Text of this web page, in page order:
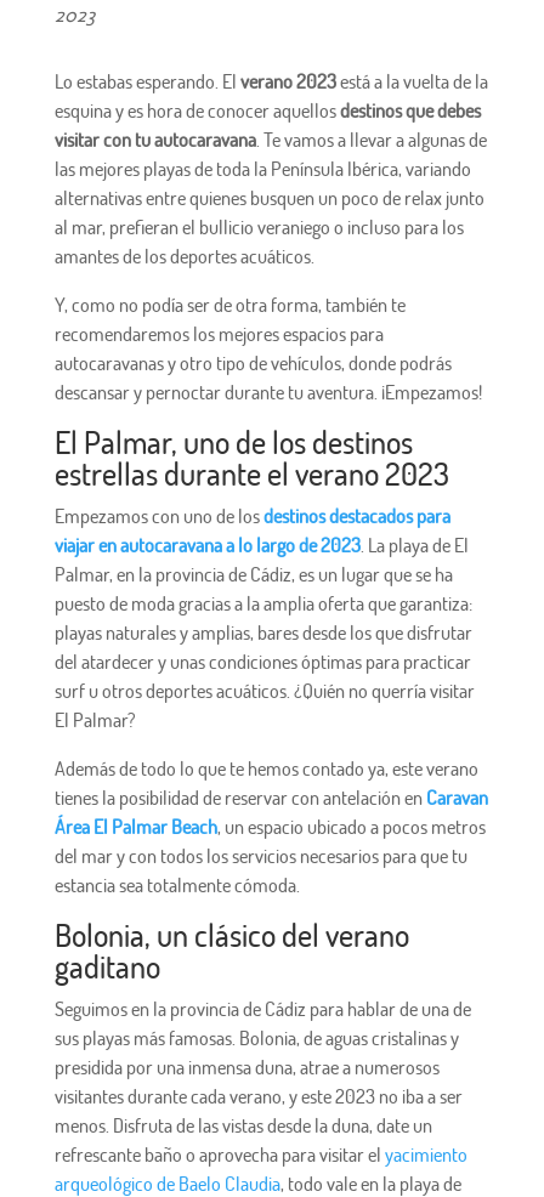
2023
Lo estabas esperando. El verano 2023está a la vuelta de la
esquina y es hora de conocer aquellosdestinos que debes
visitar con tu autocaravana. Te vamos a llevar a algunas de
las mejores playas de toda la Península Ibérica, variando
alternativas entre quienes busquen un poco de relax junto
al mar, prefieran el bullicio veraniego o incluso para los
amantes de los deportes acuáticos.
Y, como no podía ser de otra forma, también te
recomendaremos los mejores espacios para
autocaravanas y otro tipo de vehículos, donde podrás
descansar y pernoctar durante tu aventura. ¡Empezamos!
El Palmar, uno de los destinos
estrellas durante el verano 2023
Empezamos con uno de losdestinos destacados para
viajar en autocaravana a lo largo de 2023. La playa de El
Palmar, en la provincia de Cádiz, es un lugar que se ha
puesto de moda gracias a la amplia oferta que garantiza:
playas naturales y amplias, bares desde los que disfrutar
del atardecer y unas condiciones óptimas para practicar
surf u otros deportes acuáticos. ¿Quién no querría visitar
El Palmar?
Además de todo lo que te hemos contado ya, este verano
tienes la posibilidad de reservar con antelación en Caravan
Área El Palmar Beach, un espacio ubicado a pocos metros
del mar y con todos los servicios necesarios para que tu
estancia sea totalmente cómoda.
Bolonia, un clásico del verano
gaditano
Seguimos en la provincia de Cádiz para hablar de una de
sus playas más famosas. Bolonia, de aguas cristalinas y
presidida por una inmensa duna, atrae a numerosos
visitantes durante cada verano, y este 2023 no iba a ser
menos. Disfruta de las vistas desde la duna, date un
refrescante baño o aprovecha para visitar el yacimiento
arqueológico de Baelo Claudia, todo vale en la playa de